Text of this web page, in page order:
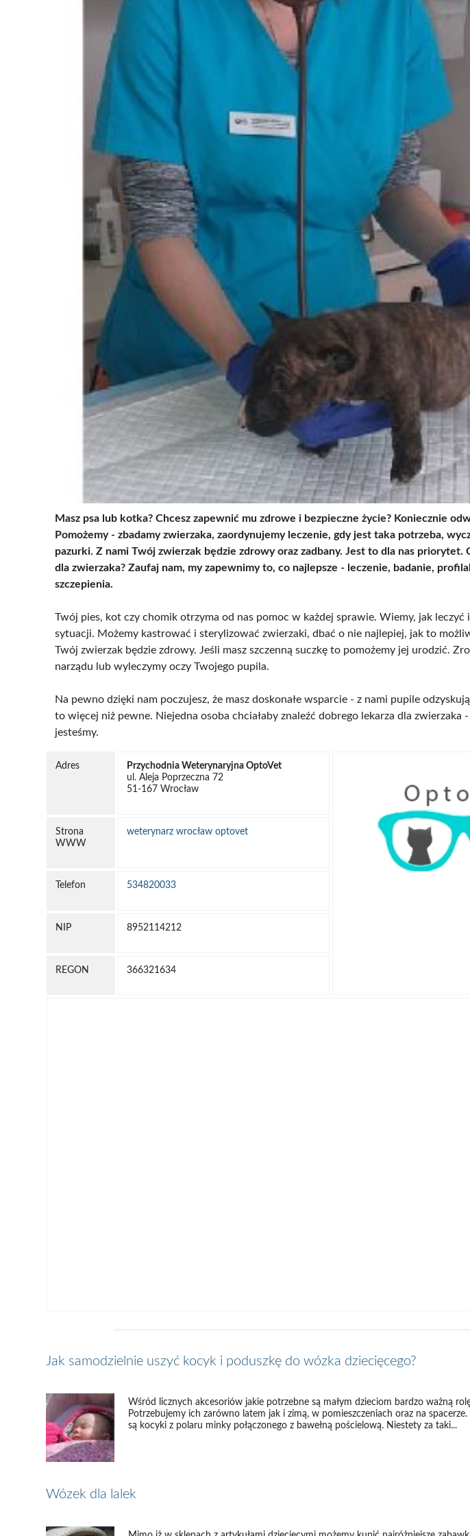
Masz psa lub kotka? Chcesz zapewnić mu zdrowe i bezpieczne życie? Koniecznie
Pomożemy - zbadamy zwierzaka, zaordynujemy leczenie, gdy jest taka potrzeba,
pazurki. Z nami Twój zwierzak będzie zdrowy oraz zadbany. Jest to dla nas priorytet.
dla zwierzaka? Zaufaj nam, my zapewnimy to, co najlepsze - leczenie, badanie,
szczepienia.
Twój pies, kot czy chomik otrzyma od nas pomoc w każdej sprawie. Wiemy, jak leczyć
sytuacji. Możemy kastrować i sterylizować zwierzaki, dbać o nie najlepiej, jak to
Twój zwierzak będzie zdrowy. Jeśli masz szczenną suczkę to pomożemy jej urodzić.
narządu lub wyleczymy oczy Twojego pupila.
Na pewno dzięki nam poczujesz, że masz doskonałe wsparcie - z nami pupile
to więcej niż pewne. Niejedna osoba chciałaby znaleźć dobrego lekarza dla zwierzaka
jesteśmy.
Adres
Przychodnia Weterynaryjna OptoVet
ul. Aleja Poprzeczna 72
51-167 Wrocław
Strona
WWW
weterynarz wrocław optovet
Telefon 534820033
NIP 8952114212
REGON 366321634
Jak samodzielnie uszyć kocyk i poduszkę do wózka dziecięcego?
Wśród licznych akcesoriów jakie potrzebne są małym dzieciom bardzo ważną
Potrzebujemy ich zarówno latem jak i zimą, w pomieszczeniach oraz na
są kocyki z polaru minky połączonego z bawełną pościelową. Niestety za taki...
Wózek dla lalek